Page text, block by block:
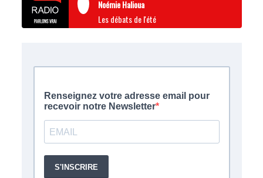
Noémie Halioua
Les débats de l'été